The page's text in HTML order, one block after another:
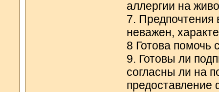
аллергии на
7. Предпочтения
неважен,
8 Готова помочь
9. Готовы ли
согласны ли на